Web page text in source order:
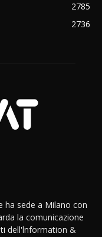
2785
2736
ha sede a Milano con
la comunicazione
dell'lnformation &